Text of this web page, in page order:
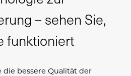
– sehen Sie,
funktioniert
die bessere Qualität der